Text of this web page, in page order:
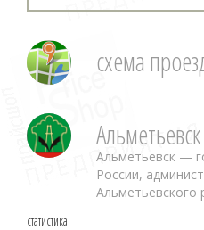
схема
Альметьевск
Альметьевск —
России,
Альметьевского
статистика